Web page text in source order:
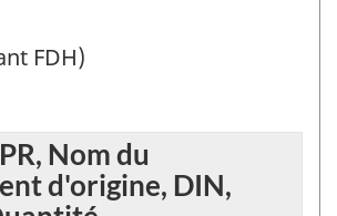
FDH)
Nom du
d'origine, DIN,